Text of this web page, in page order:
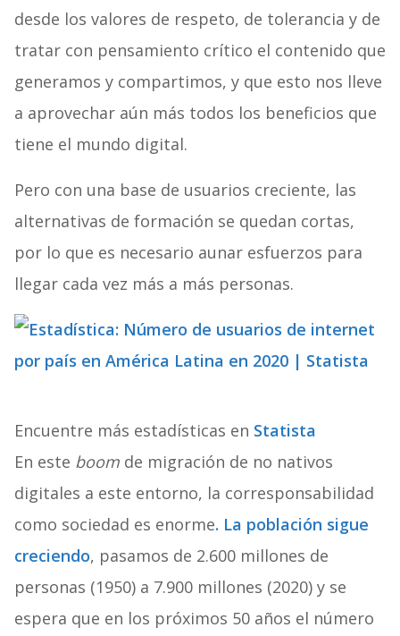
desde los valores de respeto, de tolerancia y de
tratar con pensamiento crítico el contenido que
generamos y compartimos, y que esto nos lleve
a aprovechar aún más todos los beneficios que
tiene el mundo digital.
Pero con una base de usuarios creciente, las
alternativas de formación se quedan cortas,
por lo que es necesario aunar esfuerzos para
llegar cada vez más a más personas.
Encuentre más estadísticas en Statista
En este boom de migración de no nativos
digitales a este entorno, la corresponsabilidad
como sociedad es enorme. La población sigue
creciendo, pasamos de 2.600 millones de
personas (1950) a 7.900 millones (2020) y se
espera que en los próximos 50 años el número